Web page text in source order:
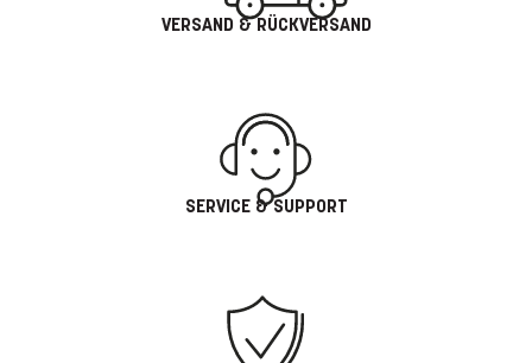
VERSAND & RÜCKVERSAND
SERVICE & SUPPORT